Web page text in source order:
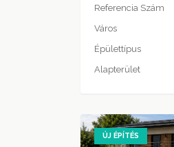
Referencia Szám
Város
Épülettípus
Alapterület
ÚJ ÉPÍTÉS